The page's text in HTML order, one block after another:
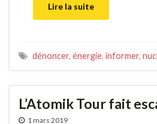
Lire la suite
dénoncer, énergie, informer,
L’Atomik Tour fait
1 mars 2019